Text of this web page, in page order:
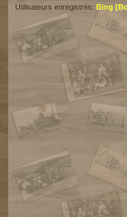
Utilisateurs enregistrés: Bing